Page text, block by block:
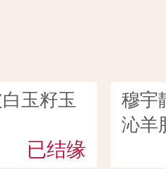
玉籽玉
已结缘
穆宇
沁羊